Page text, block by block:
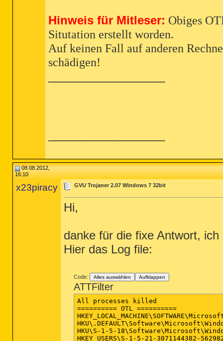
Hinweis für Mitleser: Obiges
Situtation erstellt worden.
Auf keinen Fall auf anderen
schädigen!
08.08.2012,
16:10
x23piracy GVU Trojaner 2.07 Windows 7 32bit
Hi,
danke für die fixe Antwort,
Hier das Log file:
Code: Alles auswählen Aufklappen
ATTFilter
All processes killed
========== OTL ==========
HKU\S-1-5-
HKEY_USERS\S-1-5-21-3071144382-